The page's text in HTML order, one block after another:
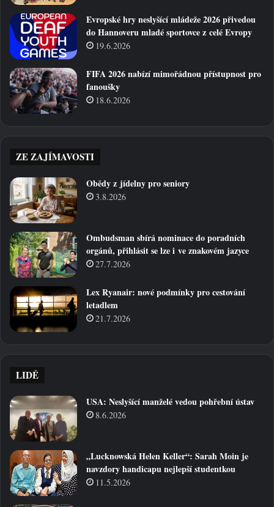
Evropské hry neslyšící mládeže 2026 přivedou
do Hannoveru mladé sportovce z celé Evropy
19.6.2026
FIFA 2026 nabízí mimořádnou přístupnost pro
fanoušky
18.6.2026
ZE ZAJÍMAVOSTI
Obědy z jídelny pro seniory
3.8.2026
Ombudsman sbírá nominace do poradních
orgánů, přihlásit se lze i ve znakovém jazyce
27.7.2026
Lex Ryanair: nové podmínky pro cestování
letadlem
21.7.2026
LIDÉ
USA: Neslyšící manželé vedou pohřební ústav
8.6.2026
„Lucknowská Helen Keller“: Sarah Moin je
navzdory handicapu nejlepší studentkou
11.5.2026